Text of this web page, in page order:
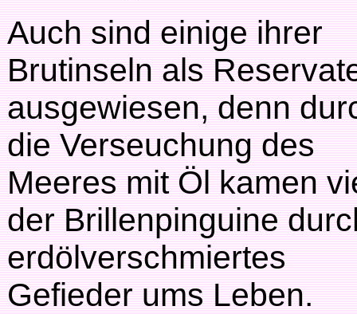
Auch sind einige ihrer
Brutinseln als
ausgewiesen, denn
die Verseuchung des
Meeres mit Öl kamen
der Brillenpinguine
erdölverschmiertes
Gefieder ums Leben.